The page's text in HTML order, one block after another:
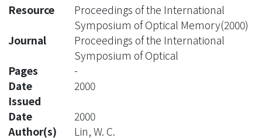
Resource
Proceedings of the International
Symposium of Optical Memory(2000)
Journal
Proceedings of the International
Symposium of Optical
Pages
-
Date
Issued
2000
Date
2000
Author(s)
Lin, W. C.